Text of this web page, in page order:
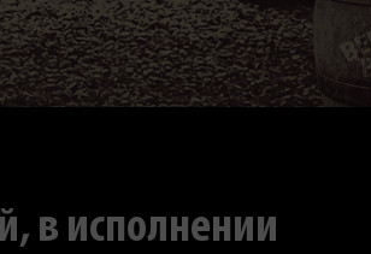
в исполнении